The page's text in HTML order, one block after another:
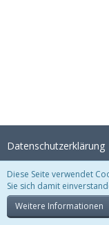
Datenschutzerklärung
Stil:
Diese Seite verwendet
Sie sich damit
Weitere Informationen